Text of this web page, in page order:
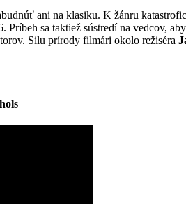
ani na klasiku. K žánru
Príbeh sa taktiež sústredí na vedcov,
Silu prírody filmári okolo režiséra